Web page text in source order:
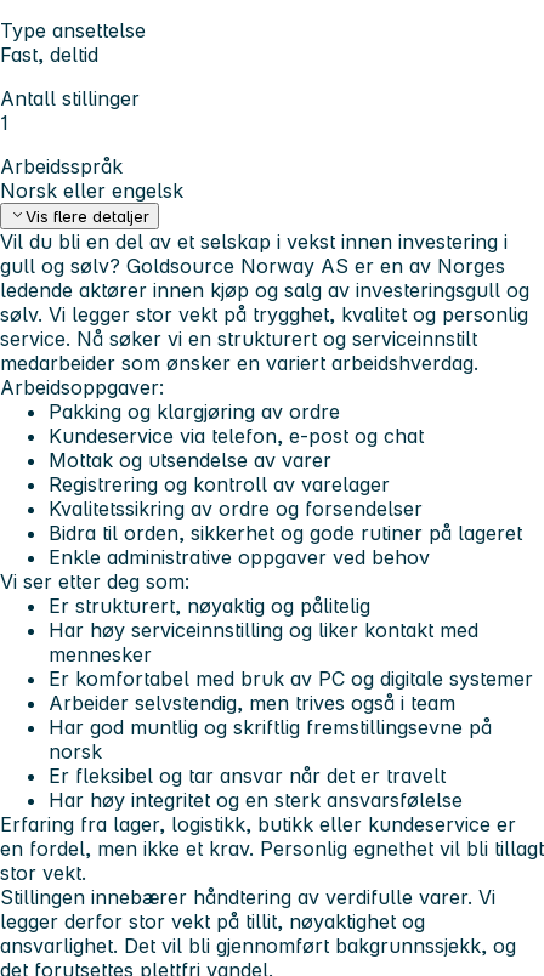
Type ansettelse
Fast, deltid
Antall stillinger
1
Arbeidsspråk
Norsk eller engelsk
Vis flere detaljer
Vil du bli en del av et selskap i vekst innen investering i
gull og sølv? Goldsource Norway AS er en av Norges
ledende aktører innen kjøp og salg av investeringsgull og
sølv. Vi legger stor vekt på trygghet, kvalitet og personlig
service. Nå søker vi en strukturert og serviceinnstilt
medarbeider som ønsker en variert arbeidshverdag.
Arbeidsoppgaver:
Pakking og klargjøring av ordre
Kundeservice via telefon, e-post og chat
Mottak og utsendelse av varer
Registrering og kontroll av varelager
Kvalitetssikring av ordre og forsendelser
Bidra til orden, sikkerhet og gode rutiner på lageret
Enkle administrative oppgaver ved behov
Vi ser etter deg som:
Er strukturert, nøyaktig og pålitelig
Har høy serviceinnstilling og liker kontakt med
mennesker
Er komfortabel med bruk av PC og digitale systemer
Arbeider selvstendig, men trives også i team
Har god muntlig og skriftlig fremstillingsevne på
norsk
Er fleksibel og tar ansvar når det er travelt
Har høy integritet og en sterk ansvarsfølelse
Erfaring fra lager, logistikk, butikk eller kundeservice er
en fordel, men ikke et krav. Personlig egnethet vil bli tillagt
stor vekt.
Stillingen innebærer håndtering av verdifulle varer. Vi
legger derfor stor vekt på tillit, nøyaktighet og
ansvarlighet. Det vil bli gjennomført bakgrunnssjekk, og
det forutsettes plettfri vandel.